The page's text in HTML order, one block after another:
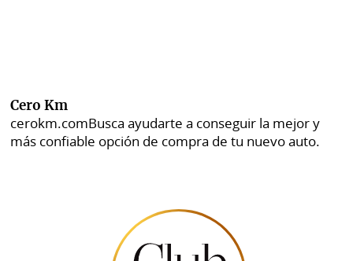
Cero Km
cerokm.comBusca ayudarte a conseguir la mejor y
más confiable opción de compra de tu nuevo auto.